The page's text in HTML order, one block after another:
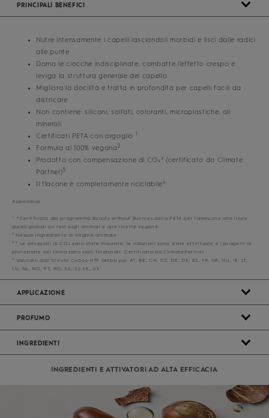
PRINCIPALI BENEFICI
Nutre intensamente i capelli lasciandoli morbidi e lisci dalle radici
alle punte
Doma le ciocche indisciplinate, combatte l'effetto crespo e
leviga la struttura generale del capello
Migliora la docilità e tratta in profondità per capelli facili da
districare
Non contiene: siliconi, solfati, coloranti, microplastiche, oli
minerali
Certificati PETA con orgoglio 1
Formula al 100% vegana 2
Prodotto con compensazione di CO₂³ (certificato da Climate
Partner)3
Il flacone è completamente riciclabile4
Appendice
1
*Certificato dal programma Beauty without Bunnies della PETA per l'adesione alle linee
guida globali sui test sugli animali e alle ricette vegane.
2 Nessun ingrediente di origine animale
3 ³ Le emissioni di CO₂ sono state misurate, le riduzioni sono state effettuate e i progetti di
protezione del clima sono stati finanziati. Certificato da ClimatePartner
4Valutato dall'Istituto Cyclos-HTP GmbH per AT, BE, CH, CZ, DE, DK, ES, FR, GR, HU, IE, LT,
LU, NL, NO, PT, RO, SE, SI, SK, UK
APPLICAZIONE
PROFUMO
INGREDIENTI
INGREDIENTI E ATTIVATORI AD ALTA EFFICACIA